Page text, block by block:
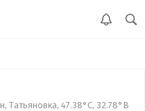
Татьяновка, 47.38°С, 32.78°В